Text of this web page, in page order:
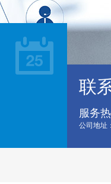
联
服务
公司地址